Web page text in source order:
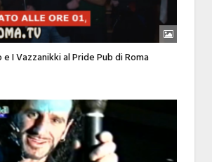
I Vazzanikki al Pride Pub di Roma